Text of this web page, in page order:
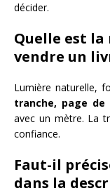
décider.
Quelle est
vendre un
Lumière naturelle,
tranche, page
avec un mètre. La
confiance.
Faut-il
dans la